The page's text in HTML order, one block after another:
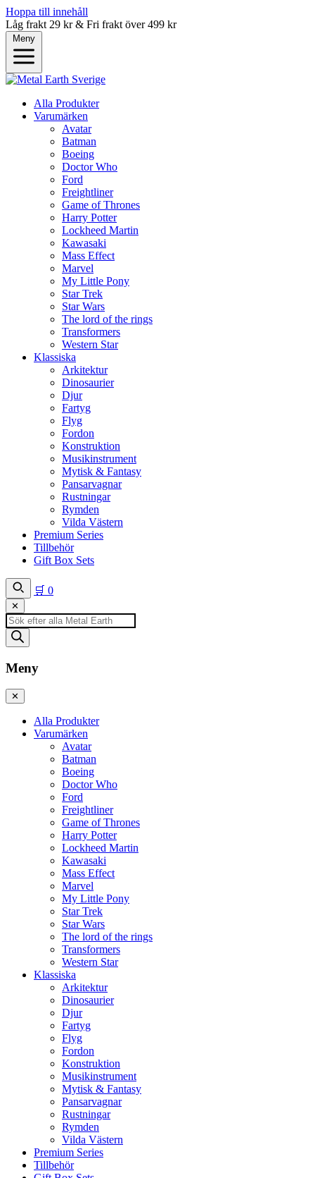
Hoppa till innehåll
Låg frakt 29 kr & Fri frakt över 499 kr
Meny
Alla Produkter
Varumärken
Avatar
Batman
Boeing
Doctor Who
Ford
Freightliner
Game of Thrones
Harry Potter
Lockheed Martin
Kawasaki
Mass Effect
Marvel
My Little Pony
Star Trek
Star Wars
The lord of the rings
Transformers
Western Star
Klassiska
Arkitektur
Dinosaurier
Djur
Fartyg
Flyg
Fordon
Konstruktion
Musikinstrument
Mytisk & Fantasy
Pansarvagnar
Rustningar
Rymden
Vilda Västern
Premium Series
Tillbehör
Gift Box Sets
🛒 0
✕
Produktsökning
Meny
✕
Alla Produkter
Varumärken
Avatar
Batman
Boeing
Doctor Who
Ford
Freightliner
Game of Thrones
Harry Potter
Lockheed Martin
Kawasaki
Mass Effect
Marvel
My Little Pony
Star Trek
Star Wars
The lord of the rings
Transformers
Western Star
Klassiska
Arkitektur
Dinosaurier
Djur
Fartyg
Flyg
Fordon
Konstruktion
Musikinstrument
Mytisk & Fantasy
Pansarvagnar
Rustningar
Rymden
Vilda Västern
Premium Series
Tillbehör